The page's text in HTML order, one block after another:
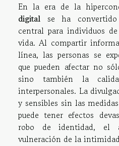
En la era de la
digital se ha
central para individuos
vida. Al compartir
línea, las personas se
que pueden afectar no
sino también la
interpersonales. La
y sensibles sin las
puede tener efectos
robo de identidad,
vulneración de la